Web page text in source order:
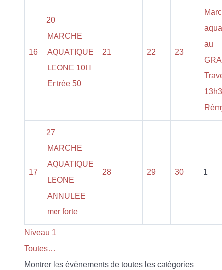
16
20
MARCHE
AQUATIQUE
LEONE 10H
Entrée 50
21 22 23
au
17
27
MARCHE
AQUATIQUE
LEONE
ANNULEE
mer forte
28 29 30 1
Niveau 1
Toutes…
Montrer les évènements de toutes les catégories